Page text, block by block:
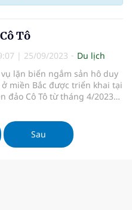
Tô
| 25/09/2023
Du lịch
lặn biển ngắm sản hô duy
miền Bắc được triển khai tại
đảo Cô Tô từ tháng 4/2023
gia trải nghiệm.
Sau